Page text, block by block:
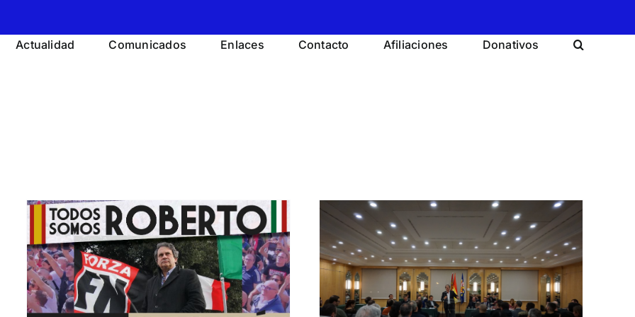
Actualidad Comunicados Enlaces Contacto Afiliaciones Donativos
España, foco de la revuelta.
Crónica del mítin público en Madrid.